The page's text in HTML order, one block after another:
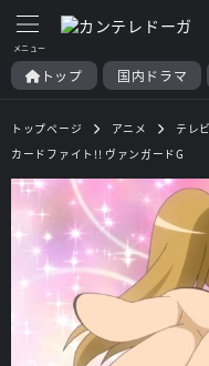
トップ 国内ドラマ
トップページ アニメ
テレ
カードファイト!! ヴァンガードG